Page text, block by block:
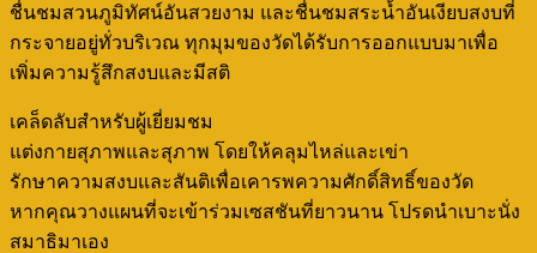
ชื่นชมสวนภูมิทัศน์อันสวยงาม และชื่นชมสระน้ำอันเงียบสงบที่
กระจายอยู่ทั่วบริเวณ ทุกมุมของวัดได้รับการออกแบบมาเพื่อ
เพิ่มความรู้สึกสงบและมีสติ
เคล็ดลับสำหรับผู้เยี่ยมชม
แต่งกายสุภาพและสุภาพ โดยให้คลุมไหล่และเข่า
รักษาความสงบและสันติเพื่อเคารพความศักดิ์สิทธิ์ของวัด
หากคุณวางแผนที่จะเข้าร่วมเซสชันที่ยาวนาน โปรดนำเบาะนั่ง
สมาธิมาเอง